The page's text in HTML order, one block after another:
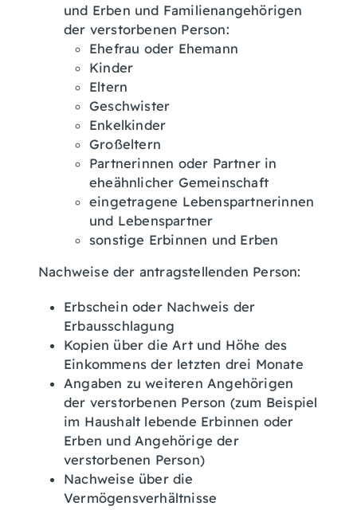
und Erben und Familienangehörigen
der verstorbenen Person:
Ehefrau oder Ehemann
Kinder
Eltern
Geschwister
Enkelkinder
Großeltern
Partnerinnen oder Partner in
eheähnlicher Gemeinschaft
eingetragene Lebenspartnerinnen
und Lebenspartner
sonstige Erbinnen und Erben
Nachweise der antragstellenden Person:
Erbschein oder Nachweis der
Erbausschlagung
Kopien über die Art und Höhe des
Einkommens der letzten drei Monate
Angaben zu weiteren Angehörigen
der verstorbenen Person (zum Beispiel
im Haushalt lebende Erbinnen oder
Erben und Angehörige der
verstorbenen Person)
Nachweise über die
Vermögensverhältnisse